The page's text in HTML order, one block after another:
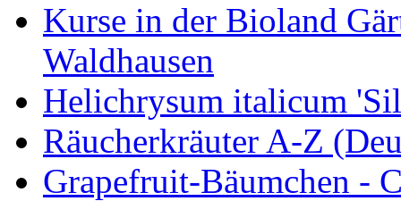
Kurse in der Bioland
Waldhausen
Helichrysum italicum
Räucherkräuter A-Z
Grapefruit-Bäumchen -